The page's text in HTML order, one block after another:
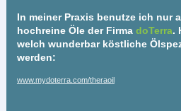
In meiner Praxis benutze ich nur
hochreine Öle der Firma doTerra.
welch wunderbar köstliche
werden:
www.mydoterra.com/theraoil